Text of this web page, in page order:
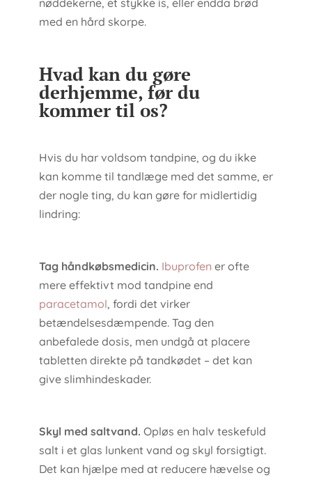
nøddekerne, et stykke is, eller endda brød
med en hård skorpe.
Hvad kan du gøre
derhjemme, før du
kommer til os?
Hvis du har voldsom tandpine, og du ikke
kan komme til tandlæge med det samme, er
der nogle ting, du kan gøre for midlertidig
lindring:
Tag håndkøbsmedicin. Ibuprofen er ofte
mere effektivt mod tandpine end
paracetamol, fordi det virker
betændelsesdæmpende. Tag den
anbefalede dosis, men undgå at placere
tabletten direkte på tandkødet – det kan
give slimhindeskader.
Skyl med saltvand. Opløs en halv teskefuld
salt i et glas lunkent vand og skyl forsigtigt.
Det kan hjælpe med at reducere hævelse og